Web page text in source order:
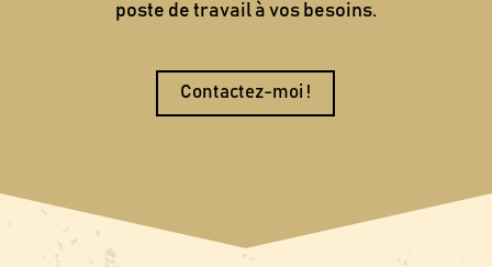
poste de travail à vos besoins.
Contactez-moi !